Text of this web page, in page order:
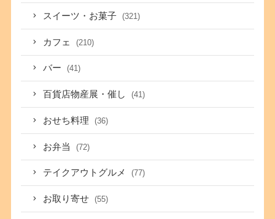
スイーツ・お菓子 (321)
カフェ (210)
バー (41)
百貨店物産展・催し (41)
おせち料理 (36)
お弁当 (72)
テイクアウトグルメ (77)
お取り寄せ (55)